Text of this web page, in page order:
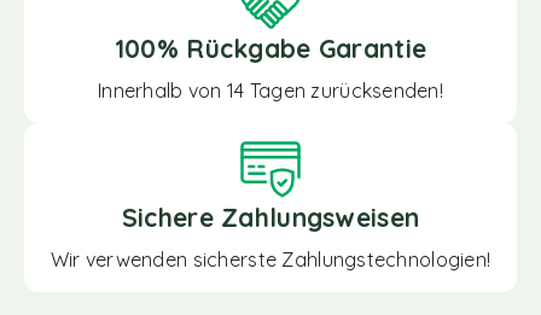
100% Rückgabe Garantie
Innerhalb von 14 Tagen zurücksenden!
Sichere Zahlungsweisen
Wir verwenden sicherste Zahlungstechnologien!